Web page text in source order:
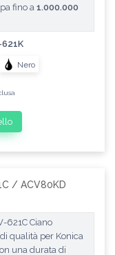
fino a 1.000.000
Nero
/ ACV80KD
621C Ciano
qualità per Konica
una durata di